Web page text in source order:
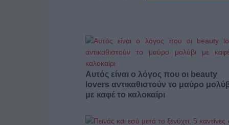
Αυτός είναι ο λόγος που οι beauty
lovers αντικαθιστούν το μαύρο
με καφέ το καλοκαίρι